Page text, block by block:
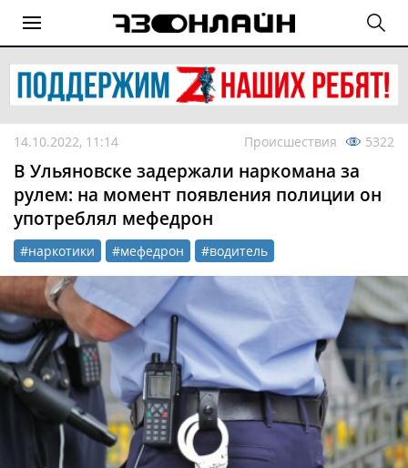
14.10.2022, 11:14 Происшествия 5322
В Ульяновске задержали наркомана за
рулем: на момент появления полиции он
употреблял мефедрон
#наркотики #мефедрон #водитель